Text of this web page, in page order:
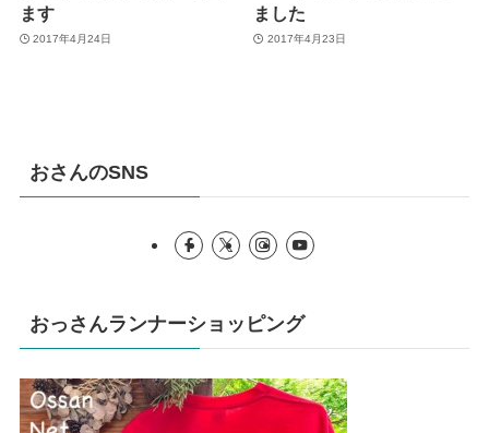
ます
2017年4月24日
ました
2017年4月23日
おさんのSNS
おっさんランナーショッピング